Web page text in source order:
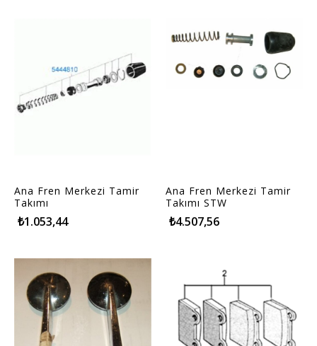
Ana Fren Merkezi Tamir
Takımı
₺1.053,44
Ana Fren Merkezi Tamir
Takımı STW
₺4.507,56